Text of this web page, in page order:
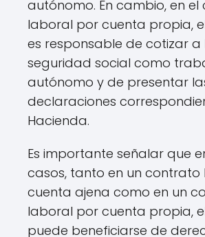
autónomo. En cambio, en
laboral por cuenta propia,
es responsable de cotizar a
seguridad social como
autónomo y de presentar
declaraciones
Hacienda.
Es importante señalar que
casos, tanto en un
cuenta ajena como en un
laboral por cuenta propia,
puede beneficiarse de